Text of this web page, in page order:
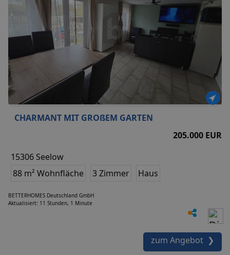
CHARMANT MIT GROßEM GARTEN
205.000 EUR
15306 Seelow
88 m² Wohnfläche
3 Zimmer Haus
BETTERHOMES Deutschland GmbH
Aktualisiert: 11 Stunden, 1 Minute
zum Angebot ❯